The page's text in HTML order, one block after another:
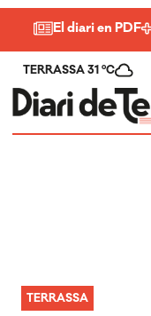
El diari en PDF
TERRASSA 31 ºC
TERRASSA